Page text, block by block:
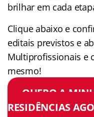
brilhar em cada
Clique abaixo e
editais previstos e
Multiprofissionais e
mesmo!
QUERO A
RESIDÊNCIAS